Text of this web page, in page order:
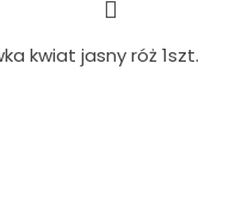
kwiat jasny róż 1szt.